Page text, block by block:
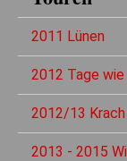
2011 Lünen
2012 Tage wie
2012/13
2013 - 2015